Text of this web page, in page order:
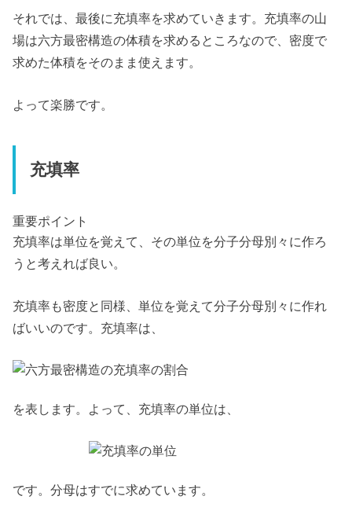
それでは、最後に充填率を求めていきます。充填率の山
場は六方最密構造の体積を求めるところなので、密度で
求めた体積をそのまま使えます。
よって楽勝です。
充填率
重要ポイント
充填率は単位を覚えて、その単位を分子分母別々に作ろ
うと考えれば良い。
充填率も密度と同様、単位を覚えて分子分母別々に作れ
ばいいのです。充填率は、
を表します。よって、充填率の単位は、
です。分母はすでに求めています。